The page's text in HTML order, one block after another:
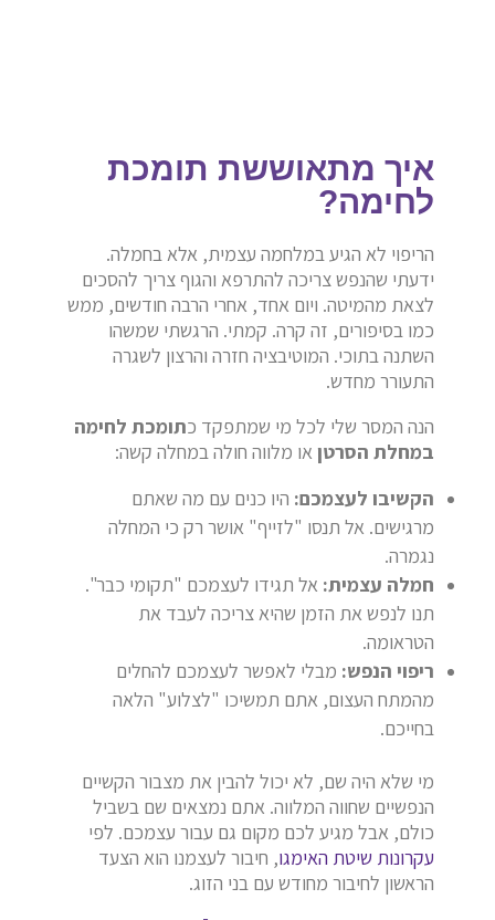
איך מתאוששת תומכת
לחימה?
הריפוי לא הגיע במלחמה עצמית, אלא בחמלה.
ידעתי שהנפש צריכה להתרפא והגוף צריך להסכים
לצאת מהמיטה. ויום אחד, אחרי הרבה חודשים, ממש
כמו בסיפורים, זה קרה. קמתי. הרגשתי שמשהו
השתנה בתוכי. המוטיבציה חזרה והרצון לשגרה
התעורר מחדש.
הנה המסר שלי לכל מי שמתפקד כתומכת לחימה
במחלת הסרטן או מלווה חולה במחלה קשה:
הקשיבו לעצמכם: היו כנים עם מה שאתם
מרגישים. אל תנסו "לזייף" אושר רק כי המחלה
נגמרה.
חמלה עצמית: אל תגידו לעצמכם "תקומי כבר".
תנו לנפש את הזמן שהיא צריכה לעבד את
הטראומה.
ריפוי הנפש: מבלי לאפשר לעצמכם להחלים
מהמתח העצום, אתם תמשיכו "לצלוע" הלאה
בחייכם.
מי שלא היה שם, לא יכול להבין את מצבור הקשיים
הנפשיים שחווה המלווה. אתם נמצאים שם בשביל
כולם, אבל מגיע לכם מקום גם עבור עצמכם. לפי
עקרונות שיטת האימגו, חיבור לעצמנו הוא הצעד
הראשון לחיבור מחודש עם בני הזוג.